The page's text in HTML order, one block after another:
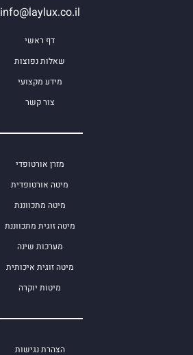
info@laylux.co.il
דף ראשי
שאלות נפוצות
מידע מקצועי
צור קשר
מזרן אורטופדי
מיטה אורטופדית
מיטה מתכווננת
מיטה זוגית מתכווננת
מערכות שינה
מיטה זוגית איכותית
מיטות יוקרה
הצהרת נגישות